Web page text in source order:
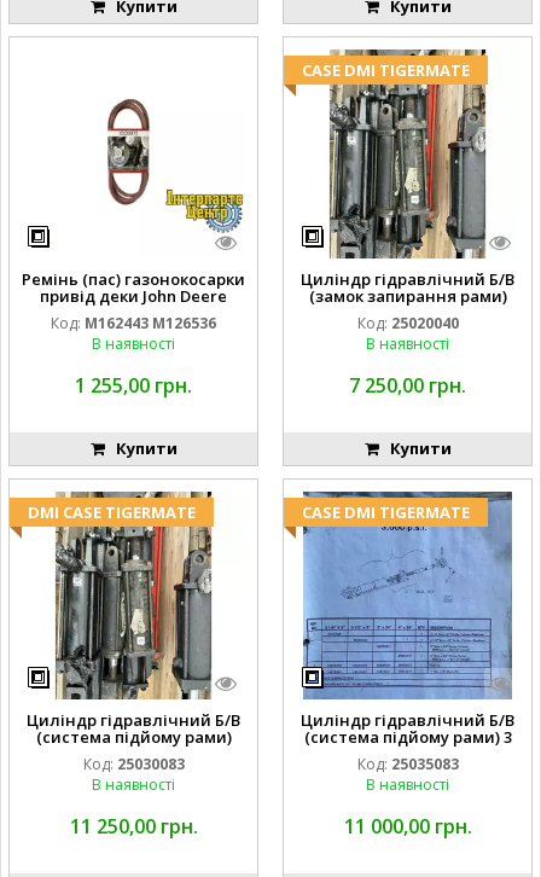
Купити Купити
Ремінь (пас) газонокосарки
привід деки John Deere
M162443 M126536
Код: M162443 M126536
В наявності
1 255,00 грн.
Купити
CASE DMI TIGERMATE
Циліндр гідравлічний Б/В
(замок запирання рами)
2''X4'' 25320040
Код: 25020040
В наявності
7 250,00 грн.
Купити
DMI CASE TIGERMATE
Циліндр гідравлічний Б/В
(система підйому рами)
3X8 87423768
Код: 25030083
В наявності
11 250,00 грн.
CASE DMI TIGERMATE
Циліндр гідравлічний Б/В
(система підйому рами) 3
1/2 84255910
Код: 25035083
В наявності
11 000,00 грн.